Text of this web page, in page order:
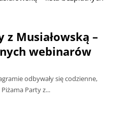
z Musiałowską –
webinarów
odbywały się codzienne,
Party z...